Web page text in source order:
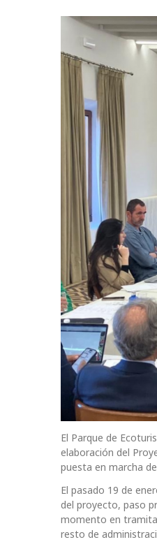
El Parque de
elaboración del
puesta en marcha
El pasado 19 de
del proyecto, paso
momento en
resto de